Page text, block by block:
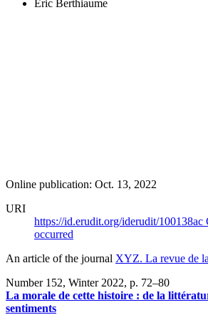
Éric Berthiaume
Online publication: Oct. 13, 2022
URI
https://id.erudit.org/iderudit/100138ac
occurred
An article of the journal XYZ. La revue de
Number 152, Winter 2022, p. 72–80
La morale de cette histoire : de la
sentiments